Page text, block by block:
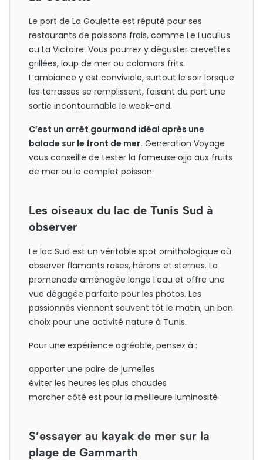
Le port de La Goulette est réputé pour ses
restaurants de poissons frais, comme Le Lucullus
ou La Victoire. Vous pourrez y déguster crevettes
grillées, loup de mer ou calamars frits.
L’ambiance y est conviviale, surtout le soir lorsque
les terrasses se remplissent, faisant du port une
sortie incontournable le week-end.
C’est un arrêt gourmand idéal après une
balade sur le front de mer. Generation Voyage
vous conseille de tester la fameuse ojja aux fruits
de mer ou le complet poisson.
Les oiseaux du lac de Tunis Sud à
observer
Le lac Sud est un véritable spot ornithologique où
observer flamants roses, hérons et sternes. La
promenade aménagée longe l’eau et offre une
vue dégagée parfaite pour les photos. Les
passionnés viennent souvent tôt le matin, un bon
choix pour une activité nature à Tunis.
Pour une expérience agréable, pensez à :
apporter une paire de jumelles
éviter les heures les plus chaudes
marcher côté est pour la meilleure luminosité
S’essayer au kayak de mer sur la
plage de Gammarth